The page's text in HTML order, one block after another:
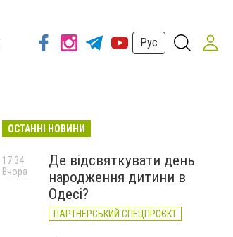
Рус
ОСТАННІ НОВИНИ
Де відсвяткувати день
народження дитини в
Одесі?
ПАРТНЕРСЬКИЙ СПЕЦПРОЄКТ
17:34
Вчора